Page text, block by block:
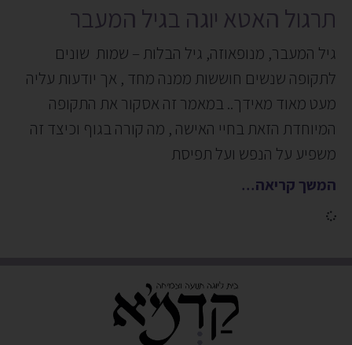
תרגול האטא יוגה בגיל המעבר
גיל המעבר, מנופאוזה, גיל הבלות – שמות שונים
לתקופה שנשים חוששות ממנה מחד , אך יודעות עליה
מעט מאוד מאידך.. במאמר זה אסקור את התקופה
המיוחדת הזאת בחיי האישה , מה קורה בגוף וכיצד זה
משפיע על הנפש ועל תפיסת
המשך קריאה